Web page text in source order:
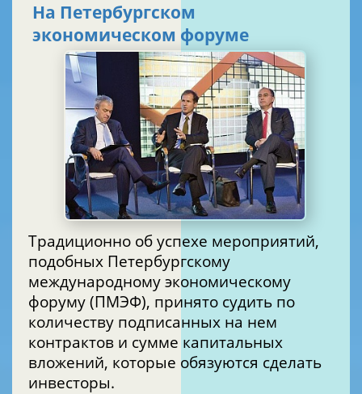
На Петербургском
экономическом форуме
Традиционно об успехе мероприятий,
подобных Петербургскому
международному экономическому
форуму (ПМЭФ), принято судить по
количеству подписанных на нем
контрактов и сумме капитальных
вложений, которые обязуются сделать
инвесторы.